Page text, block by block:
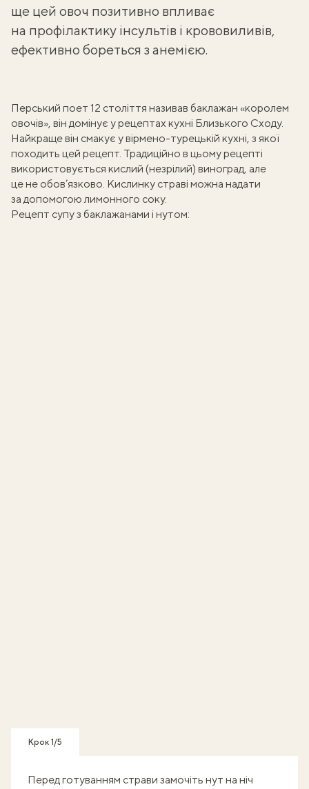
ще цей овоч позитивно впливає
на профілактику інсультів і крововиливів,
ефективно бореться з анемією.
Перський поет 12 століття називав баклажан «королем
овочів», він домінує у рецептах кухні Близького Сходу.
Найкраще він смакує у вірмено-турецькій кухні, з якої
походить цей рецепт. Традиційно в цьому рецепті
використовується кислий (незрілий) виноград, але
це не обов’язково. Кислинку страві можна надати
за допомогою лимонного соку.
Рецепт супу з баклажанами і нутом:
Крок 1/5
Перед готуванням страви замочіть нут на ніч